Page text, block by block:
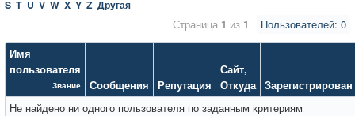
Вход
S T U V W X Y Z Другая
Пользователей: 0
Страница 1 из 1
Имя
пользователя
Звание Сообщения Репутация
Сайт,
Откуда Зарегистрирован
Не найдено ни одного пользователя по заданным критериям